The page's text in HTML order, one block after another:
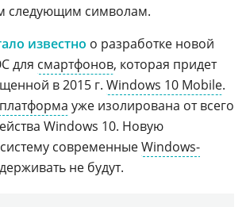
следующим символам.
известно о разработке новой
для смартфонов, которая придет
в 2015 г. Windows 10 Mobile.
уже изолирована от всего
Windows 10. Новую
современныеWindows-
не будут.